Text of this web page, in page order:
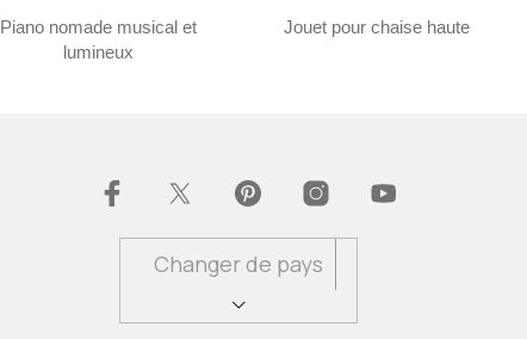
Piano nomade musical et
lumineux
Jouet pour chaise haute
Changer de pays